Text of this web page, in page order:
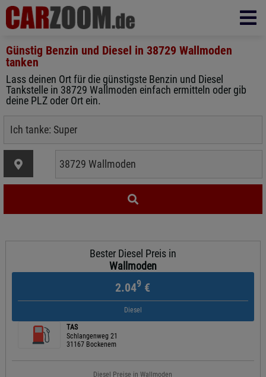
Günstig Benzin und Diesel in 38729 Wallmoden
tanken
Lass deinen Ort für die günstigste Benzin und Diesel
Tankstelle in 38729 Wallmoden einfach ermitteln oder gib
deine PLZ oder Ort ein.
Bester Diesel Preis in
Wallmoden
2.049 €
Diesel
TAS
Schlangenweg 21
31167 Bockenem
Diesel Preise in Wallmoden